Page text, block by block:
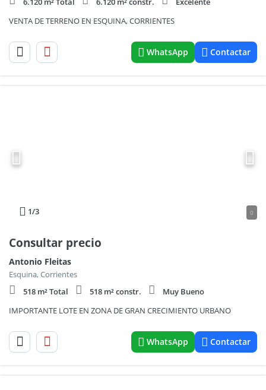
VENTA DE TERRENO EN ESQUINA, CORRIENTES
WhatsApp Contactar
1/3 0
Consultar precio
Antonio Fleitas
Esquina, Corrientes
518 m² Total
518 m² constr.
Muy Bueno
IMPORTANTE LOTE EN ZONA DE GRAN CRECIMIENTO URBANO
WhatsApp Contactar